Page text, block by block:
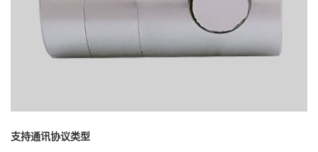
支持通讯协议类型